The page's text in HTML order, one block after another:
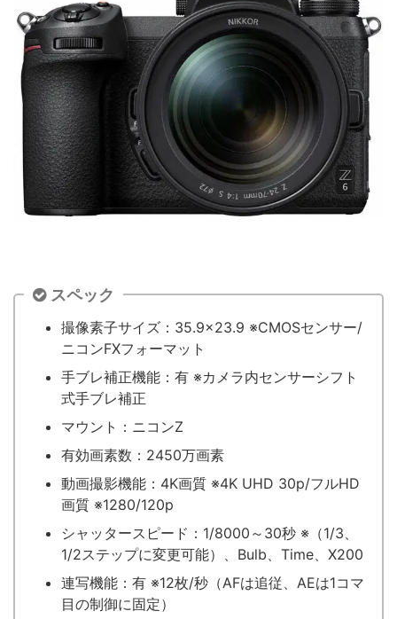
スペック
撮像素子サイズ：35.9×23.9 ※CMOSセンサー/
ニコンFXフォーマット
手ブレ補正機能：有 ※カメラ内センサーシフト
式手ブレ補正
マウント：ニコンZ
有効画素数：2450万画素
動画撮影機能：4K画質 ※4K UHD 30p/フルHD
画質 ※1280/120p
シャッタースピード：1/8000～30秒 ※（1/3、
1/2ステップに変更可能）、Bulb、Time、X200
連写機能：有 ※12枚/秒（AFは追従、AEは1コマ
目の制御に固定）